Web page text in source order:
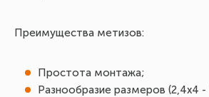
Преимущества метизов:
Простота монтажа;
Разнообразие размеров (2,4х4